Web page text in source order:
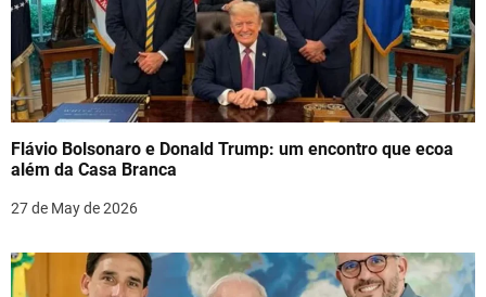
Flávio Bolsonaro e Donald Trump: um encontro que ecoa
além da Casa Branca
27 de May de 2026